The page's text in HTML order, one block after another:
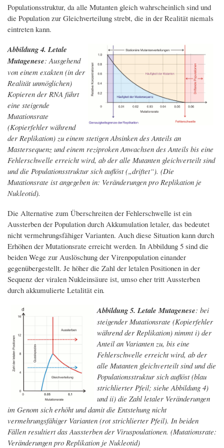
Populationsstruktur, da alle Mutanten gleich wahrscheinlich sind und
die Population zur Gleichverteilung strebt, die in der Realität niemals
eintreten kann.
Abbildung 4. Letale
Mutagenese: Ausgehend
von einem exakten (in der
Realität unmöglichen)
Kopieren der RNA führt
eine steigende
Mutationsrate
(Kopierfehler während
der Replikation) zu einem stetigen Absinken des Anteils an
Mastersequenz und einem reziproken Anwachsen des Anteils bis eine
Fehlerschwelle erreicht wird, ab der alle Mutanten gleichverteilt sind
und die Populationsstruktur sich auflöst („driftet“). (Die
Mutationsrate ist angegeben in: Veränderungen pro Replikation je
Nukleotid).
Die Alternative zum Überschreiten der Fehlerschwelle ist ein
Aussterben der Population durch Akkumulation letaler, das bedeutet
nicht vermehrungsfähiger Varianten. Auch diese Situation kann durch
Erhöhen der Mutationsrate erreicht werden. In Abbildung 5 sind die
beiden Wege zur Auslöschung der Virenpopulation einander
gegenübergestellt. Je höher die Zahl der letalen Positionen in der
Sequenz der viralen Nukleinsäure ist, umso eher tritt Aussterben
durch akkumulierte Letalität ein.
Abbildung 5. Letale Mutagenese: bei
steigender Mutationsrate (Kopierfehler
während der Replikation) nimmt i) der
Anteil an Varianten zu, bis eine
Fehlerschwelle erreicht wird, ab der
alle Mutanten gleichverteilt sind und die
Populationsstruktur sich auflöst (blau
strichlierter Pfeil; siehe Abbildung 4)
und ii) die Zahl letaler Veränderungen
im Genom sich erhöht und damit die Entstehung nicht
vermehrungsfähiger Varianten (rot strichlierter Pfeil). In beiden
Fällen resultiert das Aussterben der Viruspoulationen. (Mutationsrate:
Veränderungen pro Replikation je Nukleotid)